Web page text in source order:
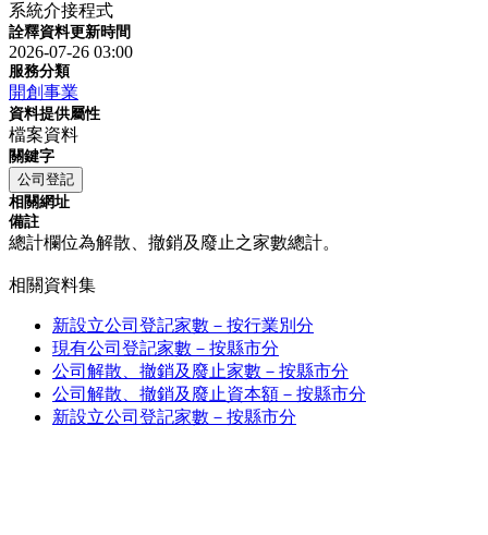
系統介接程式
詮釋資料更新時間
2026-07-26 03:00
服務分類
開創事業
資料提供屬性
檔案資料
關鍵字
公司登記
相關網址
備註
總計欄位為解散、撤銷及廢止之家數總計。
相關資料集
新設立公司登記家數－按行業別分
現有公司登記家數－按縣市分
公司解散、撤銷及廢止家數－按縣市分
公司解散、撤銷及廢止資本額－按縣市分
新設立公司登記家數－按縣市分